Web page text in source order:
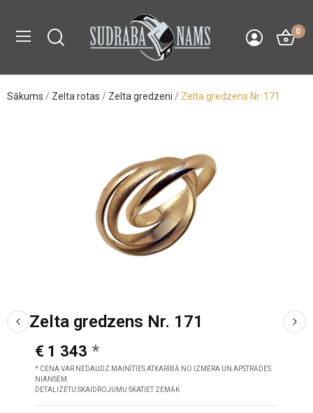
0
Sākums Zelta rotas Zelta gredzeni Zelta gredzens Nr. 171
Zelta gredzens Nr. 171
€ 1 343
* CENA VAR NEDAUDZ MAINĪTIES ATKARĪBĀ NO IZMĒRA UN APSTRĀDES
NIANSĒM.
DETALIZĒTU SKAIDROJUMU SKATIET ZEMĀK